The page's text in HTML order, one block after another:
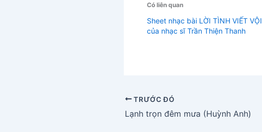
Có liên quan
Sheet nhạc bài LỜI TÌNH VIẾT VỘI
của nhạc sĩ Trần Thiện Thanh
TRƯỚC ĐÓ
Lạnh trọn đêm mưa (Huỳnh Anh)